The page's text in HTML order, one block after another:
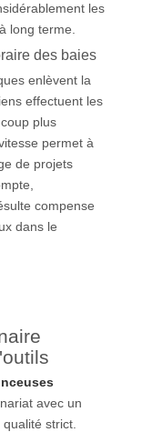
les
long terme.
des baies
enlèvent la
effectuent les
plus
permet à
de projets
compense
dans le
avec un
strict.